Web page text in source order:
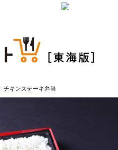
チキンステーキ弁当